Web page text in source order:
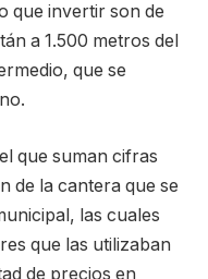
que invertir son de
a 1.500 metros del
que se
que suman cifras
de la cantera que se
las cuales
que las utilizaban
de precios en